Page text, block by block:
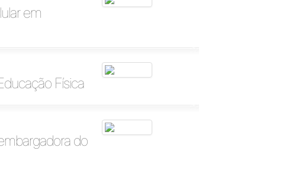
em
Física
do